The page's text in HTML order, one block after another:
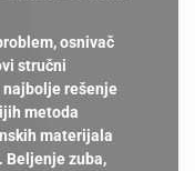
osnivač
stručni
najbolje rešenje
metoda
materijala
Beljenje zuba,